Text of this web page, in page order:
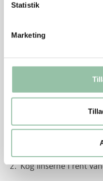
Statistik
Marketing
Vend dem evt. ud af
Kog linserne i rent